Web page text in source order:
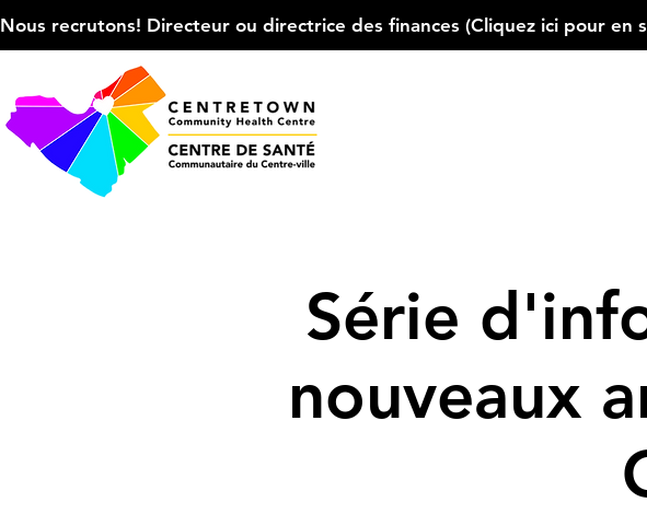
Nous recrutons! Directeur ou directrice des finances (Cliquez ici pour
Série
nouveaux